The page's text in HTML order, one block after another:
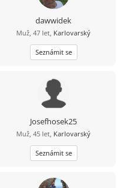
dawwidek
Muž, 47 let, Karlovarský
Seznámit se
Josefhosek25
Muž, 45 let, Karlovarský
Seznámit se